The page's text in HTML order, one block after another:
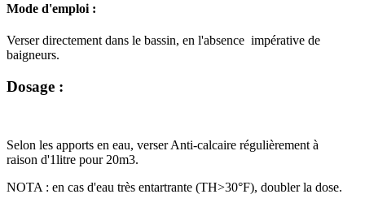
Mode d'emploi :
Verser directement dans le bassin, en l'absence impérative de
baigneurs.
Dosage :
Selon les apports en eau, verser Anti-calcaire régulièrement à
raison d'1litre pour 20m3.
NOTA : en cas d'eau très entartrante (TH>30°F), doubler la dose.